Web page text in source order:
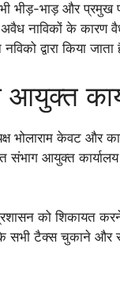
भी भीड़-भाड़ और
नाविकों के कारण
द्वारा किया जाता
आयुक्त
भोलाराम केवट और
संभाग आयुक्त
को शिकायत
सभी टैक्स चुकाने और